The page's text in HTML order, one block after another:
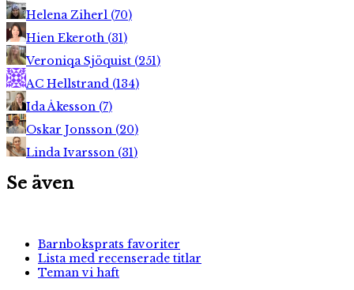
Helena Ziherl (70)
Hien Ekeroth (31)
Veroniqa Sjöquist (251)
AC Hellstrand (134)
Ida Åkesson (7)
Oskar Jonsson (20)
Linda Ivarsson (31)
Se även
Barnboksprats favoriter
Lista med recenserade titlar
Teman vi haft